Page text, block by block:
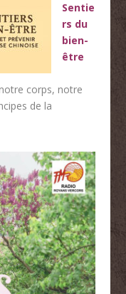
Sentie
rs du
bien-
être
corps, notre
de la